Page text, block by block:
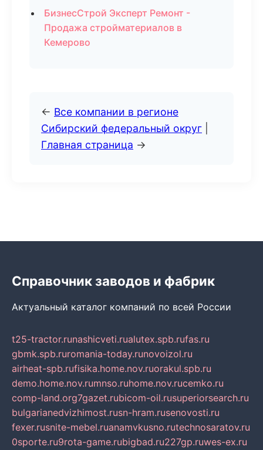
БизнесСтрой Эксперт Ремонт -
Продажа стройматериалов в
Кемерово
← Все компании в регионе
Сибирский федеральный округ
Главная страница →
Справочник заводов и фабрик
Актуальный каталог компаний по всей России
t25-tractor.runashicveti.rualutex.spb.rufas.ru
gbmk.spb.ruromania-today.runovoizol.ru
airheat-spb.rufisika.home.nov.ruorakul.spb.ru
demo.home.nov.rumnso.ruhome.nov.rucemko.ru
comp-land.org7gazet.rubicom-oil.rusuperiorsearch.ru
bulgarianedvizhimost.rusn-hram.rusenovosti.ru
fexer.rusnite-mebel.ruanamvkusno.rutechnosaratov.ru
0sporte.ru9rota-game.rubigbad.ru227gp.ruwes-ex.ru